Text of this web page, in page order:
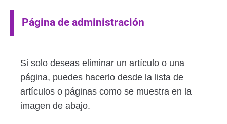
Página de administración
Si solo deseas eliminar un artículo o una
página, puedes hacerlo desde la lista de
artículos o páginas como se muestra en la
imagen de abajo.